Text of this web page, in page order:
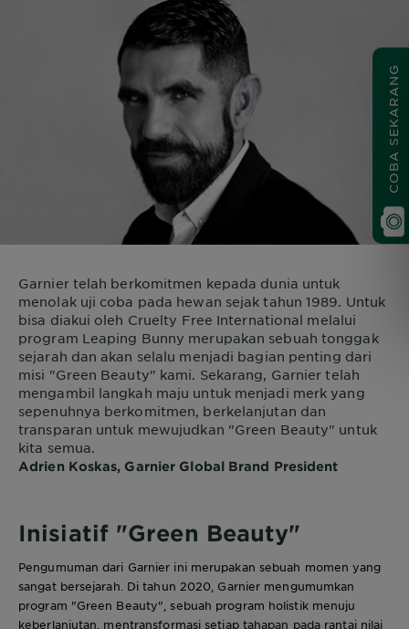
Garnier telah berkomitmen kepada dunia untuk
menolak uji coba pada hewan sejak tahun 1989. Untuk
bisa diakui oleh Cruelty Free International melalui
program Leaping Bunny merupakan sebuah tonggak
sejarah dan akan selalu menjadi bagian penting dari
misi "Green Beauty" kami. Sekarang, Garnier telah
mengambil langkah maju untuk menjadi merk yang
sepenuhnya berkomitmen, berkelanjutan dan
transparan untuk mewujudkan "Green Beauty" untuk
kita semua.
Adrien Koskas, Garnier Global Brand President
Inisiatif "Green Beauty"
Pengumuman dari Garnier ini merupakan sebuah momen yang
sangat bersejarah. Di tahun 2020, Garnier mengumumkan
program "Green Beauty", sebuah program holistik menuju
keberlanjutan, mentransformasi setiap tahapan pada rantai nilai
COBA SEKARANG